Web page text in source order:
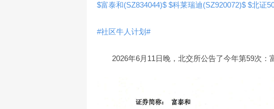
$富泰和(SZ834044)$ $科莱瑞迪(SZ920072)$ $北证
#社区牛人计划#
2026年6月11日晚，北交所公告了今年第59次：